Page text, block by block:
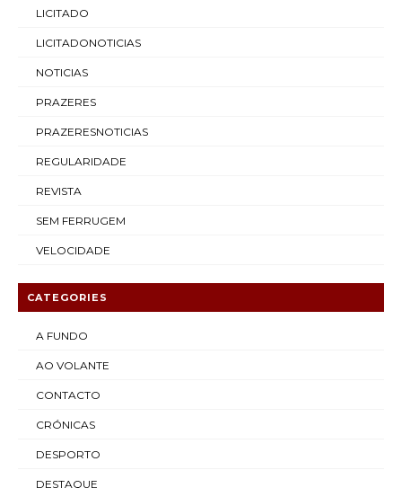
LICITADO
LICITADONOTICIAS
NOTICIAS
PRAZERES
PRAZERESNOTICIAS
REGULARIDADE
REVISTA
SEM FERRUGEM
VELOCIDADE
CATEGORIES
A FUNDO
AO VOLANTE
CONTACTO
CRÓNICAS
DESPORTO
DESTAQUE